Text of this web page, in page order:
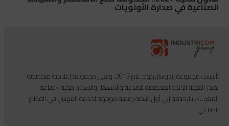
الصناعية في صدارة الأولويات
تأسست مجموعة إندوستريكوم عام 2013، وهي مجموعة إعلامية متخصصة
تصدر المجلة الرائدة المخصصة للصناعة والاستثمار والابتكار: مجلة «صناعة
المغرب»، بالإضافة إلى أول منصة رقمية موجهة لخدمة المهنيين في القطاع
الصناعي.